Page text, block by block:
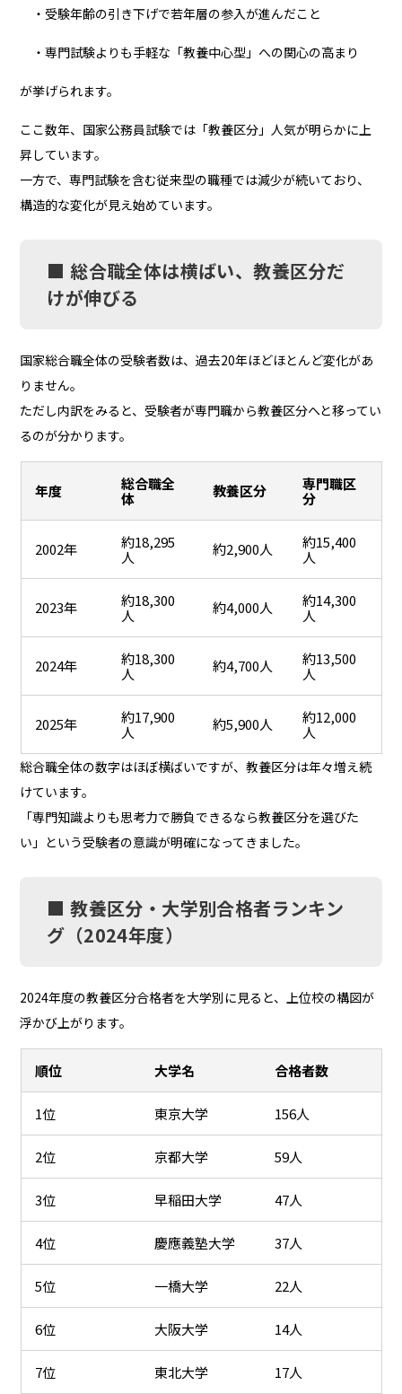
・受験年齢の引き下げで若年層の参入が進んだこと
・専門試験よりも手軽な「教養中心型」への関心の高まり
が挙げられます。
ここ数年、国家公務員試験では「教養区分」人気が明らかに上
昇しています。
一方で、専門試験を含む従来型の職種では減少が続いており、
構造的な変化が見え始めています。
■ 総合職全体は横ばい、教養区分だ
けが伸びる
国家総合職全体の受験者数は、過去20年ほどほとんど変化があ
りません。
ただし内訳をみると、受験者が専門職から教養区分へと移ってい
るのが分かります。
年度
総合職全
体
教養区分
専門職区
分
2002年
約18,295
人
約2,900人
約15,400
人
2023年
約18,300
人
約4,000人
約14,300
人
2024年
約18,300
人
約4,700人
約13,500
人
2025年
約17,900
人
約5,900人
約12,000
人
総合職全体の数字はほぼ横ばいですが、教養区分は年々増え続
けています。
「専門知識よりも思考力で勝負できるなら教養区分を選びた
い」という受験者の意識が明確になってきました。
■ 教養区分・大学別合格者ランキン
グ（2024年度）
2024年度の教養区分合格者を大学別に見ると、上位校の構図が
浮かび上がります。
順位 大学名 合格者数
1位 東京大学 156人
2位 京都大学 59人
3位 早稲田大学 47人
4位 慶應義塾大学 37人
5位 一橋大学 22人
6位 大阪大学 14人
7位 東北大学 17人